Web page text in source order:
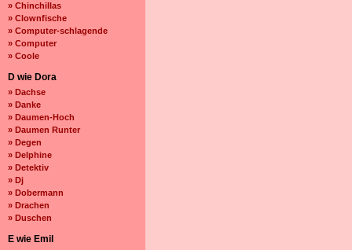
» Chinchillas
» Clownfische
» Computer-schlagende
» Computer
» Coole
D wie Dora
» Dachse
» Danke
» Daumen-Hoch
» Daumen Runter
» Degen
» Delphine
» Detektiv
» Dj
» Dobermann
» Drachen
» Duschen
E wie Emil